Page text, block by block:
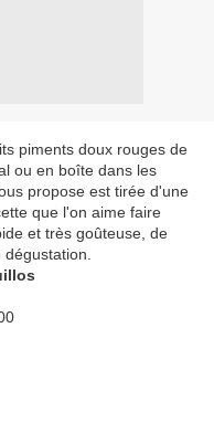
piments doux rouges de
ou en boîte dans les
propose est tirée d'une
que l'on aime faire
et très goûteuse, de